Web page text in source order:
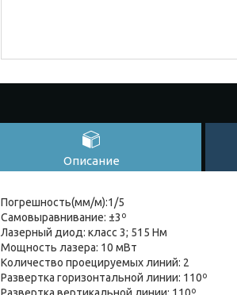
Описание
Погрешность(мм/м):1/5
Самовыравнивание: ±3º
Лазерный диод: класс 3; 515 Нм
Мощность лазера: 10 мВт
Количество проецируемых линий: 2
Развертка горизонтальной линии: 110º